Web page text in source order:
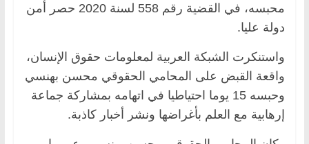
محبسه، في القضية رقم 558 لسنة 2020 حصر أمن
دولة عليا.
واستنكرت الشبكة العربية لمعلومات حقوق الإنسان،
واقعة القبض على المحامي الحقوقي محسن بهنسي
وحبسه 15 يوما احتياطيا في اتهامه بمشاركة جماعة
إرهابية مع العلم بأغراضها ونشر أخبار كاذبة.